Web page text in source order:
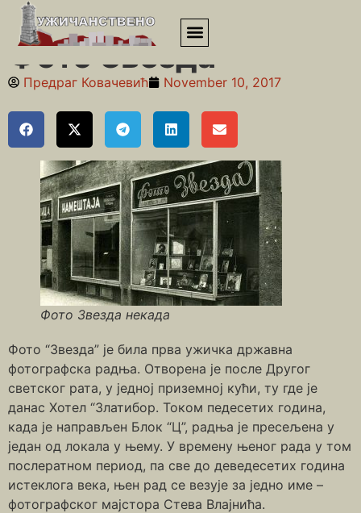
Почетна»Занатлије»Фото Звезда
Фото Звезда
Предраг Ковачевић November 10, 2017
Фото Звезда некада
Фото “Звезда” је била прва ужичка државна
фотографска радња. Отворена је после Другог
светског рата, у једној приземној кући, ту где је
данас Хотел “Златибор. Током педесетих година,
када је направљен Блок “Ц”, радња је пресељена у
један од локала у њему. У времену њеног рада у том
послератном период, па све до деведесетих година
истеклога века, њен рад се везује за једно име –
фотографског мајстора Стева Влајнића.